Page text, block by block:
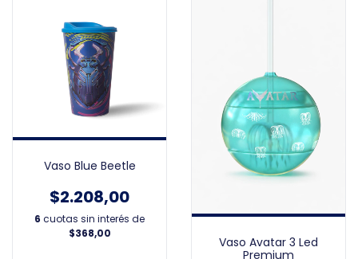
Vaso Blue Beetle
$2.208,00
6 cuotas sin interés de
$368,00
Vaso Avatar 3 Led
Premium